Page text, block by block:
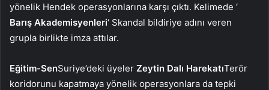
yönelik Hendek operasyonlarına karşı çıktı. Kelimede ‘
Barış Akademisyenleri‘ Skandal bildiriye adını veren
grupla birlikte imza attılar.
Eğitim-SenSuriye’deki üyeler Zeytin Dalı HarekatıTerör
koridorunu kapatmaya yönelik operasyonlara da tepki